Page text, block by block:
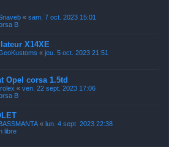
« sam. 7 oct. 2023 15:01
B
X14XE
« jeu. 5 oct. 2023 21:51
Opel corsa 1.5td
« ven. 22 sept. 2023 17:06
B
« lun. 4 sept. 2023 22:38
libre